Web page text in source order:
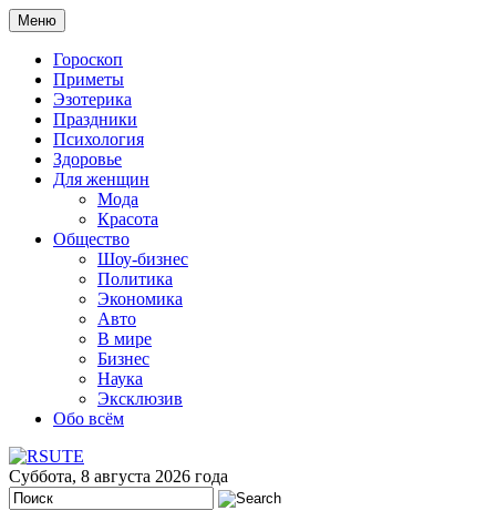
Меню
Гороскоп
Приметы
Эзотерика
Праздники
Психология
Здоровье
Для женщин
Мода
Красота
Общество
Шоу-бизнес
Политика
Экономика
Авто
В мире
Бизнес
Наука
Эксклюзив
Обо всём
Суббота, 8 августа 2026 года